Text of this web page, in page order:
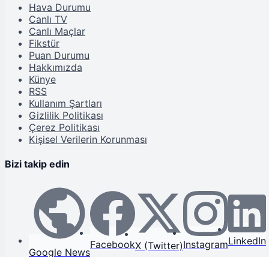
Hava Durumu
Canlı TV
Canlı Maçlar
Fikstür
Puan Durumu
Hakkımızda
Künye
RSS
Kullanım Şartları
Gizlilik Politikası
Çerez Politikası
Kişisel Verilerin Korunması
Bizi takip edin
Google News
FacebookX (Twitter)InstagramLinkedIn